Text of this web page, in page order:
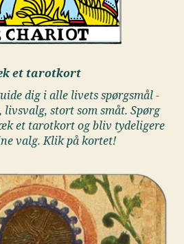
et tarotkort
dig i alle livets spørgsmål -
stort som småt. Spørg
et tarotkort og bliv tydeligere
valg. Klik på kortet!